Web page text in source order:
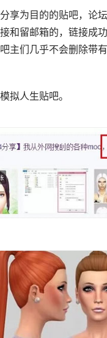
享为目的的贴吧，论
和留邮箱的，链接成功
主们几乎不会删除带
拟人生贴吧。